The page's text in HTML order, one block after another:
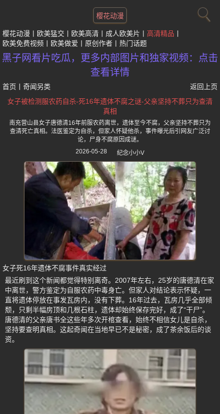
樱花动漫
樱花动漫 欧美猛交 欧美高清 成人欧美片
高清精品
欧美免费视频
欧美做爱 原创作者 热门话题
黑子网看片吃瓜，更多内部图片和独家视频：点击
查看详情
首页 奇闻另类
返回上页
女子被检测服农药自杀-死16年遗体不腐之谜-父亲坚持不葬只为查清
真相
南充营山县女子唐德清16年前服农药离世，遗体至今不腐，父亲坚持不葬只为
查清死亡真相。法医鉴定为自杀，但家人怀疑他杀，事件曝光后引网友广泛讨
论，尸身不腐原因成谜。
2026-05-28
纪念小小V
女子死16年遗体不腐事件真实经过
最近刷到这个新闻都觉得特别离奇。2007年左右，25岁的唐德清在家
中离世，警方鉴定为自服农药中毒身亡。但家人对结论表示怀疑，一
直将遗体停放在事发瓦房内，没有下葬。16年过去，瓦房几乎全部倾
颓，只剩半幅房顶和几根石柱，遗体却始终保存完好，成了“干尸”。
唐德清的父亲唐书全这些年多次开棺查看，始终不相信女儿是自杀，
坚持要查明真相。这起奇闻在当地早已不是秘密，成了茶余饭后的谈
资。